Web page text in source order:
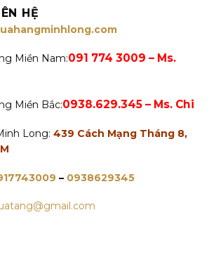
HỆ
Miền Nam:091 774 3009 – Ms.
Miền Bắc:0938.629.345 – Ms. Chi
Long: 439 Cách Mạng Tháng 8,
– 0938629345